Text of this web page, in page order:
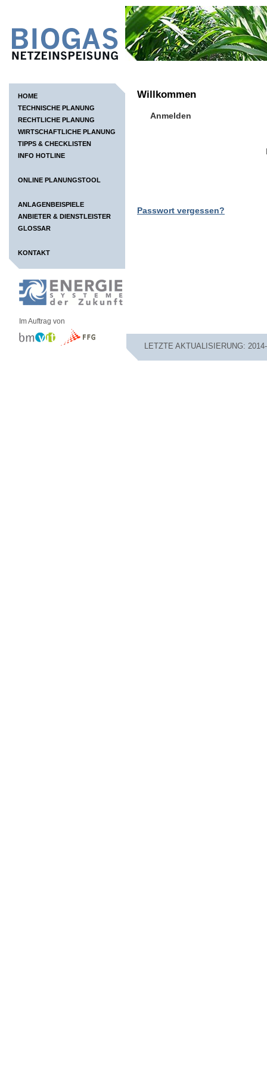
HOME
TECHNISCHE PLANUNG
RECHTLICHE PLANUNG
WIRTSCHAFTLICHE PLANUNG
TIPPS & CHECKLISTEN
INFO HOTLINE
ONLINE PLANUNGSTOOL
ANLAGENBEISPIELE
ANBIETER & DIENSTLEISTER
GLOSSAR
KONTAKT
Im Auftrag von
Willkommen
Anmelden
Passwort vergessen?
LETZTE AKTUALISIERUNG: